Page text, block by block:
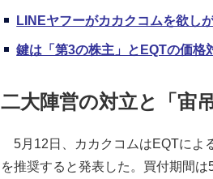
LINEヤフーがカカクコムを欲し
鍵は「第3の株主」とEQTの価格
二大陣営の対立と「宙
5月12日、カカクコムはEQTによ
を推奨すると発表した。買付期間